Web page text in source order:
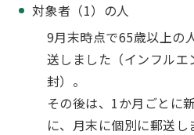
対象者（1）の人
9月末時点で65歳以上の
送しました（インフル
封）。
その後は、1か月ごとに
に、月末に個別に郵送し